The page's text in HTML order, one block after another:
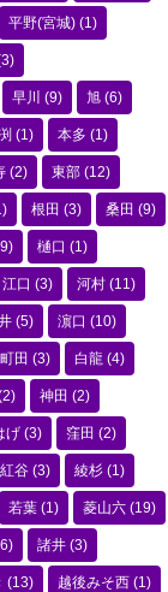
平野(宮城) (1)
早川 (9) 旭 (6)
(1) 本多 (1)
(2) 東部 (12)
根田 (3) 桑田 (9)
樋口 (1)
江口 (3) 河村 (11)
(5) 濵口 (10)
町田 (3) 白龍 (4)
神田 (2)
げ (3) 窪田 (2)
紅谷 (3) 綾杉 (1)
若葉 (1) 菱山六 (19)
諸井 (3)
(13) 越後みそ西 (1)